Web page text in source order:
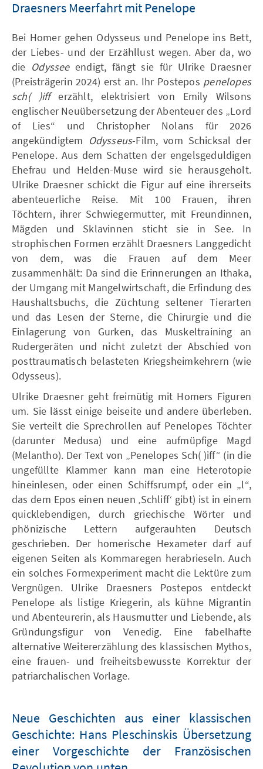
Draesners Meerfahrt mit Penelope
Bei Homer gehen Odysseus und Penelope ins Bett,
der Liebes- und der Erzähllust wegen. Aber da, wo
die Odysseeendigt, fängt sie für Ulrike Draesner
(Preisträgerin 2024) erst an. Ihr Postepos penelopes
sch( )ifferzählt, elektrisiert von Emily Wilsons
englischer Neuübersetzung der Abenteuer des „Lord
of Lies“ und Christopher Nolans für 2026
angekündigtem Odysseus-Film, vom Schicksal der
Penelope. Aus dem Schatten der engelsgeduldigen
Ehefrau und Helden-Muse wird sie herausgeholt.
Ulrike Draesner schickt die Figur auf eine ihrerseits
abenteuerliche Reise. Mit 100 Frauen, ihren
Töchtern, ihrer Schwiegermutter, mit Freundinnen,
Mägden und Sklavinnen sticht sie in See. In
strophischen Formen erzählt Draesners Langgedicht
von dem, was die Frauen auf dem Meer
zusammenhält: Da sind die Erinnerungen an Ithaka,
der Umgang mit Mangelwirtschaft, die Erfindung des
Haushaltsbuchs, die Züchtung seltener Tierarten
und das Lesen der Sterne, die Chirurgie und die
Einlagerung von Gurken, das Muskeltraining an
Rudergeräten und nicht zuletzt der Abschied von
posttraumatisch belasteten Kriegsheimkehrern (wie
Odysseus).
Ulrike Draesner geht freimütig mit Homers Figuren
um. Sie lässt einige beiseite und andere überleben.
Sie verteilt die Sprechrollen auf Penelopes Töchter
(darunter Medusa) und eine aufmüpfige Magd
(Melantho). Der Text von „Penelopes Sch( )iff“ (in die
ungefüllte Klammer kann man eine Heterotopie
hineinlesen, oder einen Schiffsrumpf, oder ein „l“,
das dem Epos einen neuen ‚Schliff‘ gibt) ist in einem
quicklebendigen, durch griechische Wörter und
phönizische Lettern aufgerauhten Deutsch
geschrieben. Der homerische Hexameter darf auf
eigenen Seiten als Kommaregen herabrieseln. Auch
ein solches Formexperiment macht die Lektüre zum
Vergnügen. Ulrike Draesners Postepos entdeckt
Penelope als listige Kriegerin, als kühne Migrantin
und Abenteurerin, als Hausmutter und Liebende, als
Gründungsfigur von Venedig. Eine fabelhafte
alternative Weitererzählung des klassischen Mythos,
eine frauen- und freiheitsbewusste Korrektur der
patriarchalischen Vorlage.
Neue Geschichten aus einer klassischen
Geschichte: Hans Pleschinskis Übersetzung
einer Vorgeschichte der Französischen